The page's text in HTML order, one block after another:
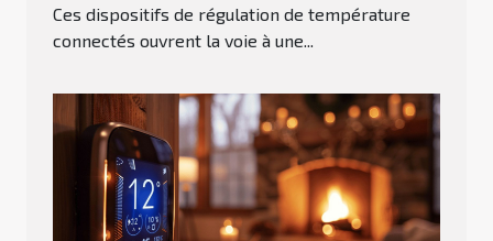
Ces dispositifs de régulation de température
connectés ouvrent la voie à une...